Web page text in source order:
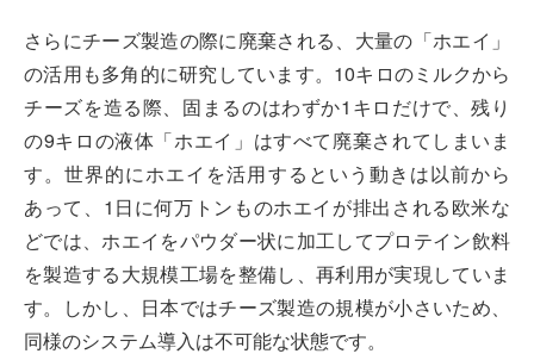
さらにチーズ製造の際に廃棄される、大量の「ホエイ」
の活用も多角的に研究しています。10キロのミルクから
チーズを造る際、固まるのはわずか1キロだけで、残り
の9キロの液体「ホエイ」はすべて廃棄されてしまいま
す。世界的にホエイを活用するという動きは以前から
あって、1日に何万トンものホエイが排出される欧米な
どでは、ホエイをパウダー状に加工してプロテイン飲料
を製造する大規模工場を整備し、再利用が実現していま
す。しかし、日本ではチーズ製造の規模が小さいため、
同様のシステム導入は不可能な状態です。